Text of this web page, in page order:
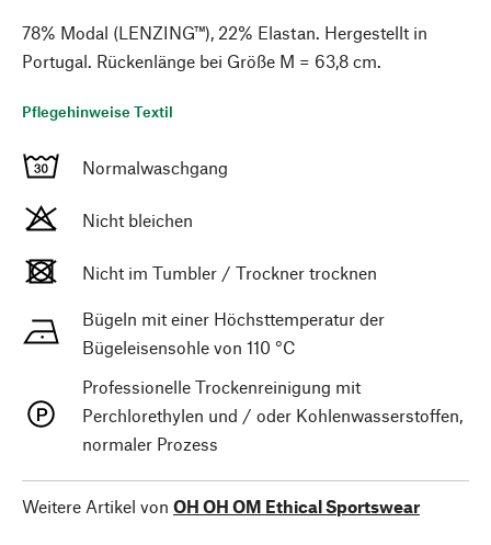
78% Modal (LENZING™), 22% Elastan. Hergestellt in
Portugal. Rückenlänge bei Größe M = 63,8 cm.
Pflegehinweise Textil
Normalwaschgang
Nicht bleichen
Nicht im Tumbler / Trockner trocknen
Bügeln mit einer Höchsttemperatur der
Bügeleisensohle von 110 °C
Professionelle Trockenreinigung mit
Perchlorethylen und / oder Kohlenwasserstoffen,
normaler Prozess
Weitere Artikel von OH OH OM Ethical Sportswear